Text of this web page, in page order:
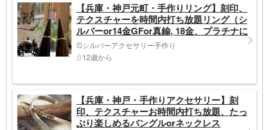
【兵庫・神戸元町・手作りリング】刻印、
テクスチャーを時間内打ち放題リング（シ
ルバーor14金GFor真鍮, 18金、プラチナに
アップグレード可））満席の場合プラン違
いで近くの三宮店へ
シルバーアクセサリー手作り
12歳から
【兵庫・神戸・手作りアクセサリー】刻
印、テクスチャーお時間内打ち放題、たっ
ぷり楽しめるバングルorネックレス